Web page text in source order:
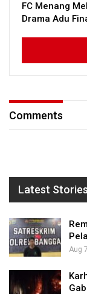
FC Menang
Drama Adu
Comments
Latest Stories
Aug